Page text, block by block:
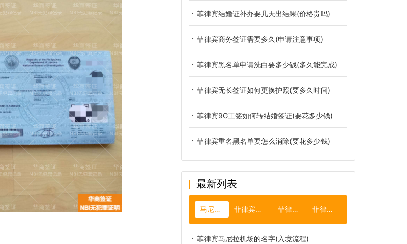
菲律宾结婚证补办要几天出结果(价格贵吗)
菲律宾商务签证需要多久(申请注意事项)
菲律宾黑名单申请洗白要多少钱(多久能完成)
菲律宾无长签证如何更换护照(要多久时间)
菲律宾9G工签如何转结婚签证(要花多少钱)
菲律宾重名黑名单要怎么消除(要花多少钱)
最新列表
马尼拉机场 菲律宾旅游签证 菲律宾汇率 菲律宾火山
菲律宾马尼拉机场的名字(入境流程)